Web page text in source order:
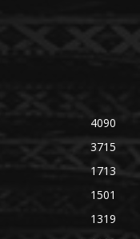
4090
3715
1713
1501
1319